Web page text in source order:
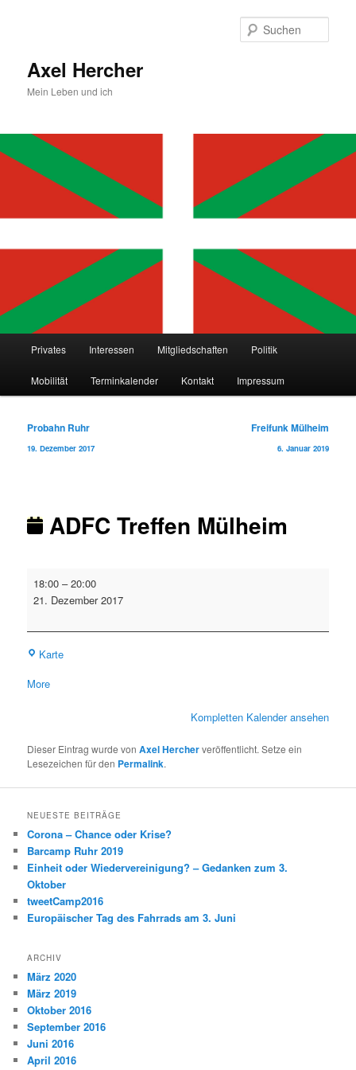
Axel Hercher
Mein Leben und ich
Privates Interessen Mitgliedschaften Politik
Mobilität Terminkalender Kontakt Impressum
Beitragsnavigation
Probahn Ruhr
19. Dezember 2017
Freifunk Mülheim
6. Januar 2019
ADFC Treffen Mülheim
Treffen
Mülheim
18:00 –20:00
21. Dezember 2017
KarteKlimainitiative
Moreabout
Kompletten Kalender ansehen
Dieser Eintrag wurde vonAxel Hercherveröffentlicht. Setze ein
Lesezeichen für den Permalink.
NEUESTE BEITRÄGE
Corona – Chance oder Krise?
Barcamp Ruhr 2019
Einheit oder Wiedervereinigung? – Gedanken zum 3.
Oktober
tweetCamp2016
Europäischer Tag des Fahrrads am 3. Juni
ARCHIV
März 2020
März 2019
Oktober 2016
September 2016
Juni 2016
April 2016